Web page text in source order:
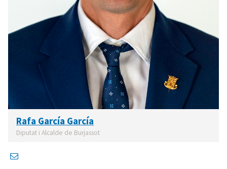
Rafa García García
Diputat i Alcalde de Burjassot